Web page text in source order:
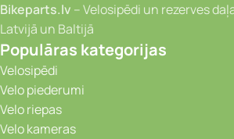
Bikeparts.lv – Velosipēdi un rezerves
Latvijā un Baltijā
Populāras kategorijas
Velosipēdi
Velo piederumi
Velo riepas
Velo kameras